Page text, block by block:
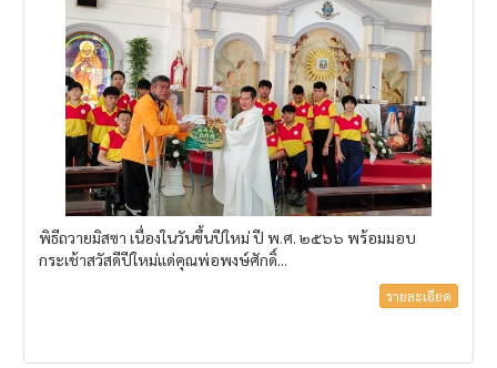
พิธีถวายมิสซา เนื่องในวันขึ้นปีใหม่ ปี พ.ศ. ๒๕๖๖ พร้อมมอบ
กระเช้าสวัสดีปีใหม่แด่คุณพ่อพงษ์ศักดิ์...
รายละเอียด